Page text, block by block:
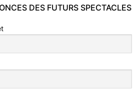
DES FUTURS SPECTACLES